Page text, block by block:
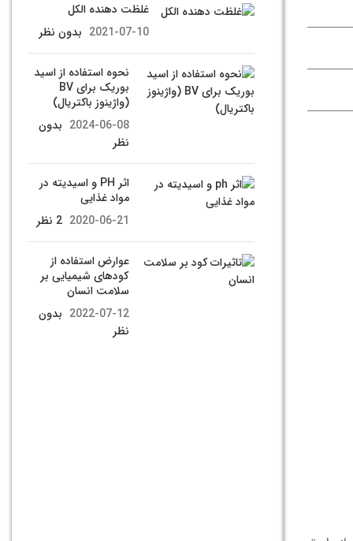
غلظت دهنده الکل
2021-07-10 بدون نظر
نحوه استفاده از اسید
بوریک برای BV
(واژینوز باکتریال)
2024-06-08 بدون
نظر
اثر PH و اسیدیته در
مواد غذایی
2020-06-21 2 نظر
عوارض استفاده از
كودهای شيميايی بر
سلامت انسان
2022-07-12 بدون
نظر